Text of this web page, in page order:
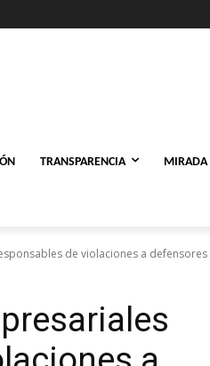
TRANSPARENCIA MIRADA
de violaciones a defensores